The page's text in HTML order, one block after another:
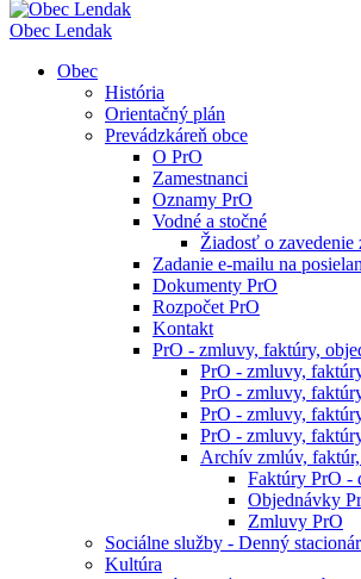
Obec Lendak
Obec
História
Orientačný plán
Prevádzkáreň obce
O PrO
Zamestnanci
Oznamy PrO
Vodné a stočné
Žiadosť o
Zadanie e-mailu na
Dokumenty PrO
Rozpočet PrO
Kontakt
PrO - zmluvy, faktúry,
PrO - zmluvy,
PrO - zmluvy,
PrO - zmluvy,
PrO - zmluvy,
Archív zmlúv,
Faktúry PrO -
Objednávky
Zmluvy PrO
Sociálne služby - Denný stacionár
Kultúra